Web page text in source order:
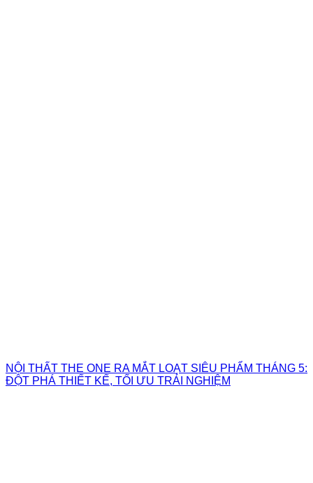
NỘI THẤT THE ONE RA MẮT LOẠT SIÊU PHẨM THÁNG 5:
ĐỘT PHÁ THIẾT KẾ, TỐI ƯU TRẢI NGHIỆM